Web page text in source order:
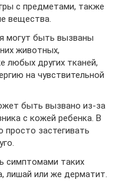
с предметами, также
вещества.
могут быть вызваны
животных,
любых других тканей,
на чувствительной
быть вызвано из-за
с кожей ребенка. В
просто застегивать
симптомами таких
лишай или же дерматит.